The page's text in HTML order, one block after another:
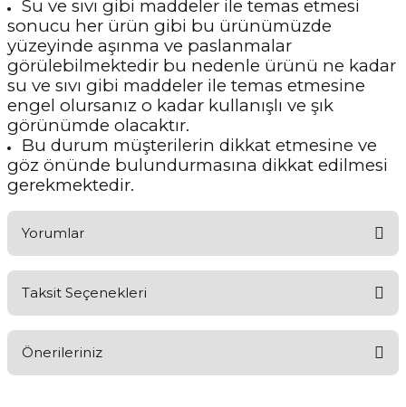
Su ve sıvı gibi maddeler ile temas etmesi
sonucu her ürün gibi bu ürünümüzde
yüzeyinde aşınma ve paslanmalar
görülebilmektedir bu nedenle ürünü ne kadar
su ve sıvı gibi maddeler ile temas etmesine
engel olursanız o kadar kullanışlı ve şık
görünümde olacaktır.
Bu durum müşterilerin dikkat etmesine ve
göz önünde bulundurmasına dikkat edilmesi
gerekmektedir.
Yorumlar
Ürünü Değerlendir
Taksit Seçenekleri
Önerileriniz